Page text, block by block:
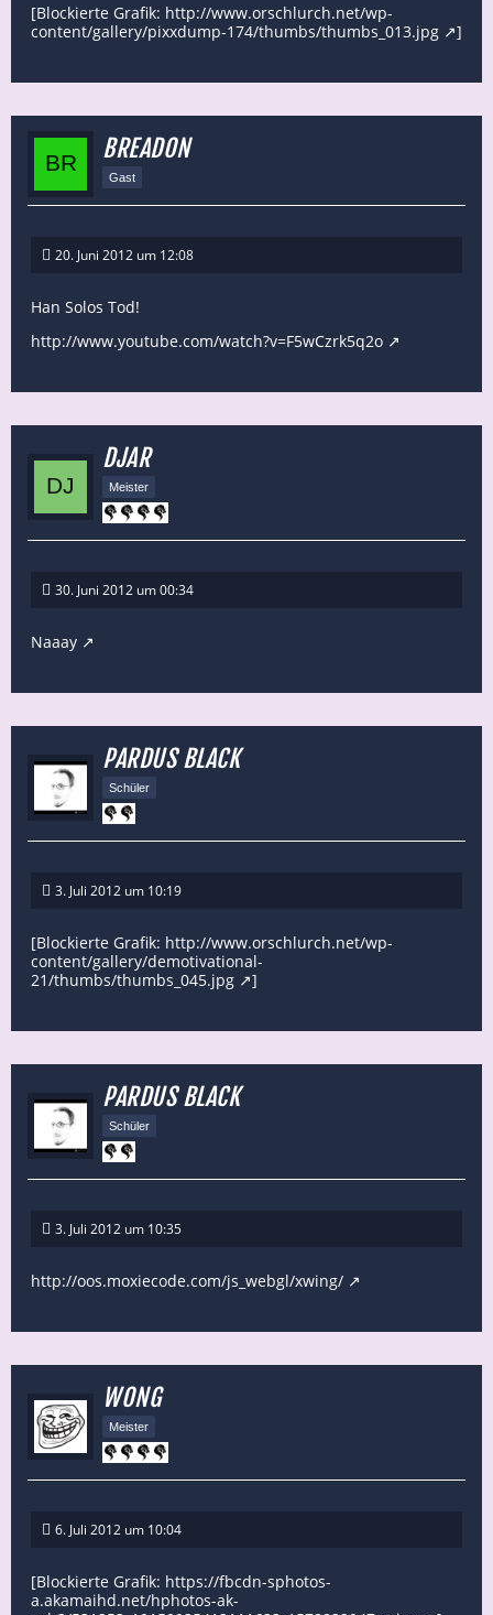
[Blockierte Grafik: http://www.orschlurch.net/wp-
content/gallery/pixxdump-174/thumbs/thumbs_013.jpg
]
BREADON
Gast
20. Juni 2012 um 12:08
Han Solos Tod!
http://www.youtube.com/watch?v=F5wCzrk5q2o
DJAR
Meister
30. Juni 2012 um 00:34
Naaay
PARDUS BLACK
Schüler
3. Juli 2012 um 10:19
[Blockierte Grafik: http://www.orschlurch.net/wp-
content/gallery/demotivational-
21/thumbs/thumbs_045.jpg
]
PARDUS BLACK
Schüler
3. Juli 2012 um 10:35
http://oos.moxiecode.com/js_webgl/xwing/
WONG
Meister
6. Juli 2012 um 10:04
[Blockierte Grafik: https://fbcdn-sphotos-
a.akamaihd.net/hphotos-ak-